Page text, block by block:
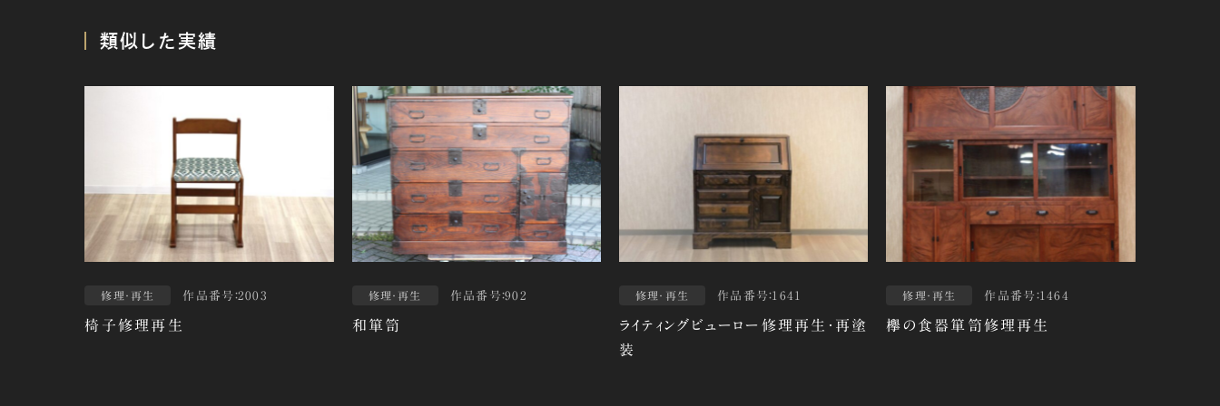
類似した実績
修理・再生 作品番号：2003
椅子修理再生
修理・再生 作品番号：902
和箪笥
修理・再生 作品番号：1641
ライティングビューロー修理再生・再塗
装
修理・再生 作品番号：1464
欅の食器箪笥修理再生